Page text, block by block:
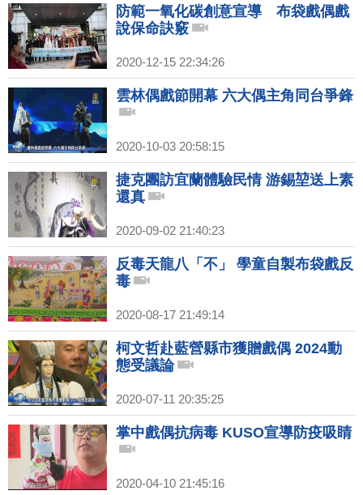
防範一氧化碳創意宣導 布袋戲偶戲
說保命訣竅
2020-12-15 22:34:26
雲林偶戲節開幕 六大偶主角同台爭鋒
2020-10-03 20:58:15
捷克團訪宜蘭體驗民情 游錫堃送上素
還真
2020-09-02 21:40:23
反毒天龍八「不」 學童自製布袋戲反
毒
2020-08-17 21:49:14
柯文哲赴藍營縣市獲贈戲偶 2024動
態受議論
2020-07-11 20:35:25
掌中戲偶抗病毒 KUSO宣導防疫吸睛
2020-04-10 21:45:16